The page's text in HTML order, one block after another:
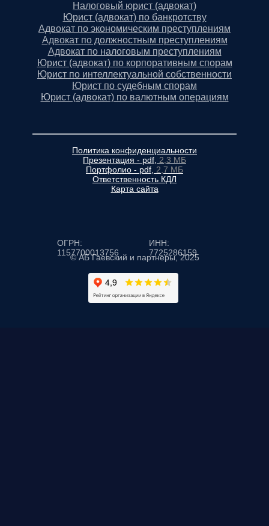
Налоговый юрист (адвокат)
Юрист (адвокат) по банкротству
Адвокат по экономическим преступлениям
Адвокат по должностным преступлениям
Адвокат по налоговым преступлениям
Юрист (адвокат) по корпоративным спорам
Юрист по интеллектуальной собственности
Юрист по судебным спорам
Юрист (адвокат) по валютным операциям
© АБ Гаевский и партнеры, 2025
ИНН:
7725286159
Политика конфиденциальности
Презентация - pdf, 2,3 МБ
Портфолио - pdf, 2,7 МБ
Ответственность КДЛ
Карта сайта
ОГРН:
1157700013756